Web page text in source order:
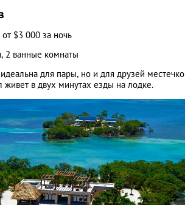
от $3 000 за ночь
2 ванные комнаты
для пары, но и для друзей местечко
живет в двух минутах езды на лодке.